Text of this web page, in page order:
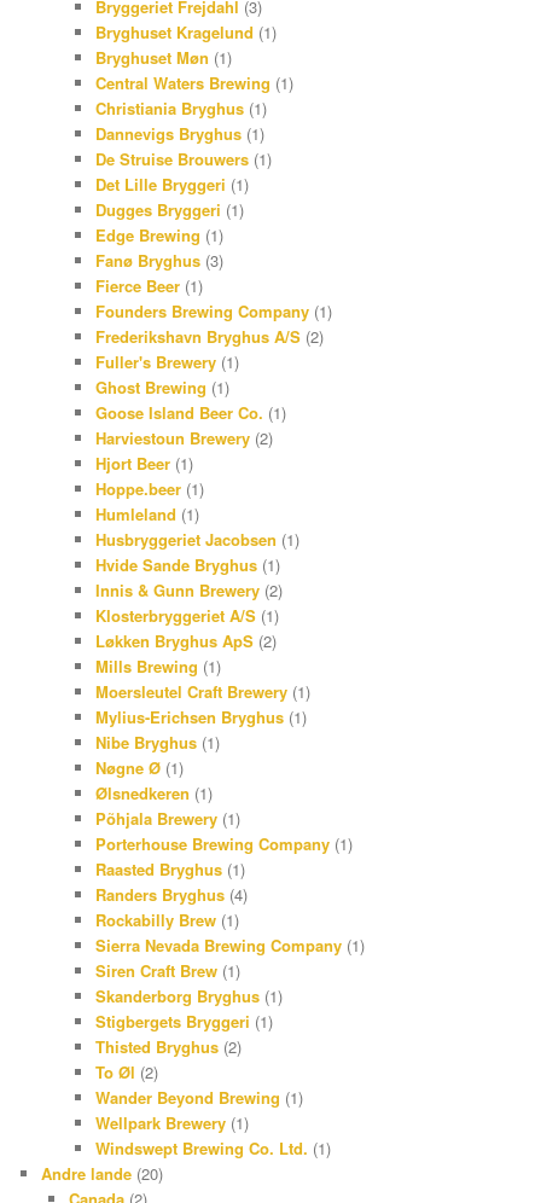
Bryggeriet Frejdahl (3)
Bryghuset Kragelund (1)
Bryghuset Møn (1)
Central Waters Brewing (1)
Christiania Bryghus (1)
Dannevigs Bryghus (1)
De Struise Brouwers (1)
Det Lille Bryggeri (1)
Dugges Bryggeri (1)
Edge Brewing (1)
Fanø Bryghus (3)
Fierce Beer (1)
Founders Brewing Company (1)
Frederikshavn Bryghus A/S (2)
Fuller's Brewery (1)
Ghost Brewing (1)
Goose Island Beer Co. (1)
Harviestoun Brewery (2)
Hjort Beer (1)
Hoppe.beer (1)
Humleland (1)
Husbryggeriet Jacobsen (1)
Hvide Sande Bryghus (1)
Innis & Gunn Brewery (2)
Klosterbryggeriet A/S (1)
Løkken Bryghus ApS (2)
Mills Brewing (1)
Moersleutel Craft Brewery (1)
Mylius-Erichsen Bryghus (1)
Nibe Bryghus (1)
Nøgne Ø (1)
Ølsnedkeren (1)
Põhjala Brewery (1)
Porterhouse Brewing Company (1)
Raasted Bryghus (1)
Randers Bryghus (4)
Rockabilly Brew (1)
Sierra Nevada Brewing Company (1)
Siren Craft Brew (1)
Skanderborg Bryghus (1)
Stigbergets Bryggeri (1)
Thisted Bryghus (2)
To Øl (2)
Wander Beyond Brewing (1)
Wellpark Brewery (1)
Windswept Brewing Co. Ltd. (1)
Andre lande (20)